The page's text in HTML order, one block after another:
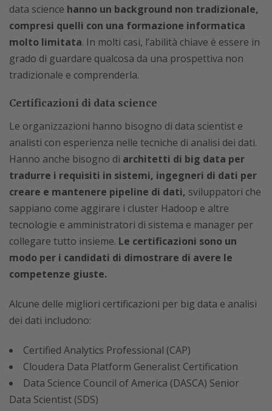
data science hanno un background non tradizionale,
compresi quelli con una formazione informatica
molto limitata. In molti casi, l’abilità chiave è essere in
grado di guardare qualcosa da una prospettiva non
tradizionale e comprenderla.
Certificazioni di data science
Le organizzazioni hanno bisogno di data scientist e
analisti con esperienza nelle tecniche di analisi dei dati.
Hanno anche bisogno di architetti di big data per
tradurre i requisiti in sistemi, ingegneri di dati per
creare e mantenere pipeline di dati, sviluppatori che
sappiano come aggirare i cluster Hadoop e altre
tecnologie e amministratori di sistema e manager per
collegare tutto insieme. Le certificazioni sono un
modo per i candidati di dimostrare di avere le
competenze giuste.
Alcune delle migliori certificazioni per big data e analisi
dei dati includono:
Certified Analytics Professional (CAP)
Cloudera Data Platform Generalist Certification
Data Science Council of America (DASCA) Senior
Data Scientist (SDS)